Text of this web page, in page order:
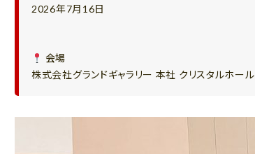
2026年7月16日
会場
株式会社グランドギャラリー 本社 クリスタルホール